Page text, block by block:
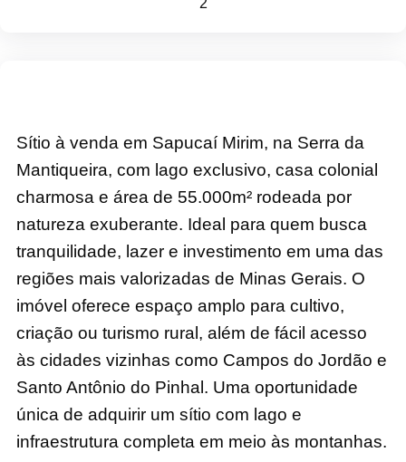
Sítio à venda em Sapucaí Mirim, na Serra da
Mantiqueira, com lago exclusivo, casa colonial
charmosa e área de 55.000m² rodeada por
natureza exuberante. Ideal para quem busca
tranquilidade, lazer e investimento em uma das
regiões mais valorizadas de Minas Gerais. O
imóvel oferece espaço amplo para cultivo,
criação ou turismo rural, além de fácil acesso
às cidades vizinhas como Campos do Jordão e
Santo Antônio do Pinhal. Uma oportunidade
única de adquirir um sítio com lago e
infraestrutura completa em meio às montanhas.